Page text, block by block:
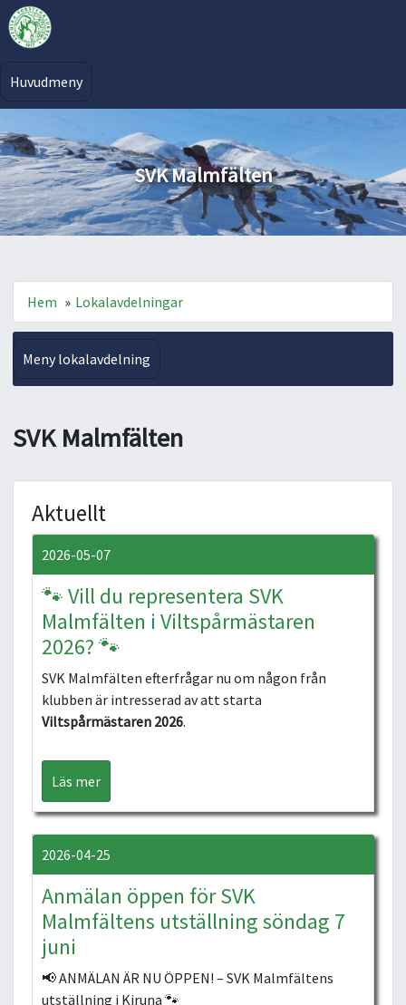
Huvudmeny
SVK Malmfälten
Hem » Lokalavdelningar
Meny lokalavdelning
SVK Malmfälten
Aktuellt
2026-05-07
🐾 Vill du representera SVK
Malmfälten i Viltspårmästaren
2026? 🐾
SVK Malmfälten efterfrågar nu om någon från
klubben är intresserad av att starta
Viltspårmästaren 2026.
Läs mer
2026-04-25
Anmälan öppen för SVK
Malmfältens utställning söndag 7
juni
📢 ANMÄLAN ÄR NU ÖPPEN! – SVK Malmfältens
utställning i Kiruna 🐾